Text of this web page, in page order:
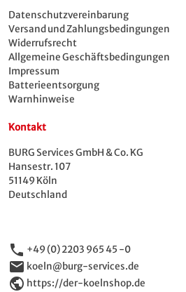
Datenschutzvereinbarung
Versand und Zahlungsbedingungen
Widerrufsrecht
Allgemeine Geschäftsbedingungen
Impressum
Batterieentsorgung
Warnhinweise
Kontakt
BURG Services GmbH & Co. KG
Hansestr. 107
51149 Köln
Deutschland
phone +49 (0) 2203 965 45 -0
email koeln@burg-services.de
public https://der-koelnshop.de